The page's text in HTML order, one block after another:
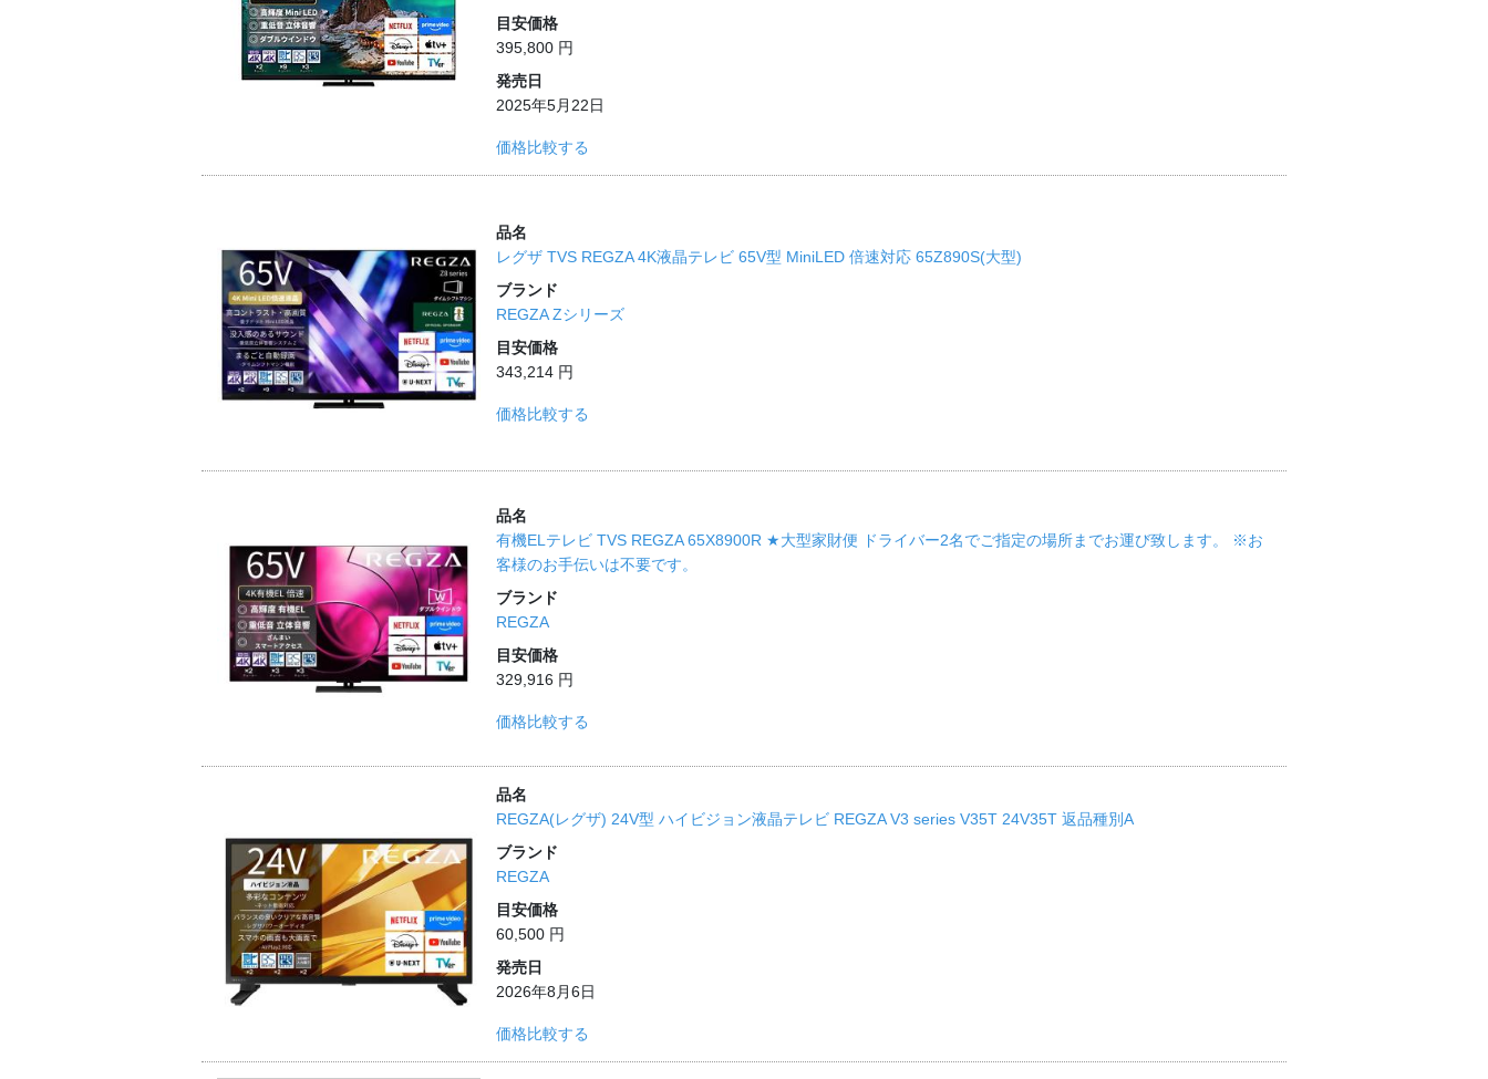
目安価格
395,800 円
発売日
2025年5月22日
価格比較する
品名
レグザ TVS REGZA 4K液晶テレビ 65V型 MiniLED 倍速対応 65Z890S(大型)
ブランド
REGZA Zシリーズ
目安価格
343,214 円
価格比較する
品名
有機ELテレビ TVS REGZA 65X8900R ★大型家財便 ドライバー2名でご指定の場所までお運び致します。 ※お
客様のお手伝いは不要です。
ブランド
REGZA
目安価格
329,916 円
価格比較する
品名
REGZA(レグザ) 24V型 ハイビジョン液晶テレビ REGZA V3 series V35T 24V35T 返品種別A
ブランド
REGZA
目安価格
60,500 円
発売日
2026年8月6日
価格比較する